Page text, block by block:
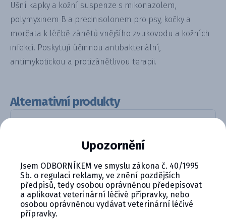
Ušní kapky a kožní suspenze s mikonazolem,
polymyxinem B a prednisolonem pro psy, kočky a
morčata k léčbě zánětů vnějšího zvukovodu a kožních
infekcí. Poskytují účinnou antibakteriální,
antimykotickou a protizánětlivou terapii.
Alternativní produkty
Easotic ušní kapky, suspenze p...
Upozornění
Jsem ODBORNÍKEM ve smyslu zákona č. 40/1995
Sb. o regulaci reklamy, ve znění pozdějších
předpisů, tedy osobou oprávněnou předepisovat
a aplikovat veterinární léčivé přípravky, nebo
osobou oprávněnou vydávat veterinární léčivé
přípravky.